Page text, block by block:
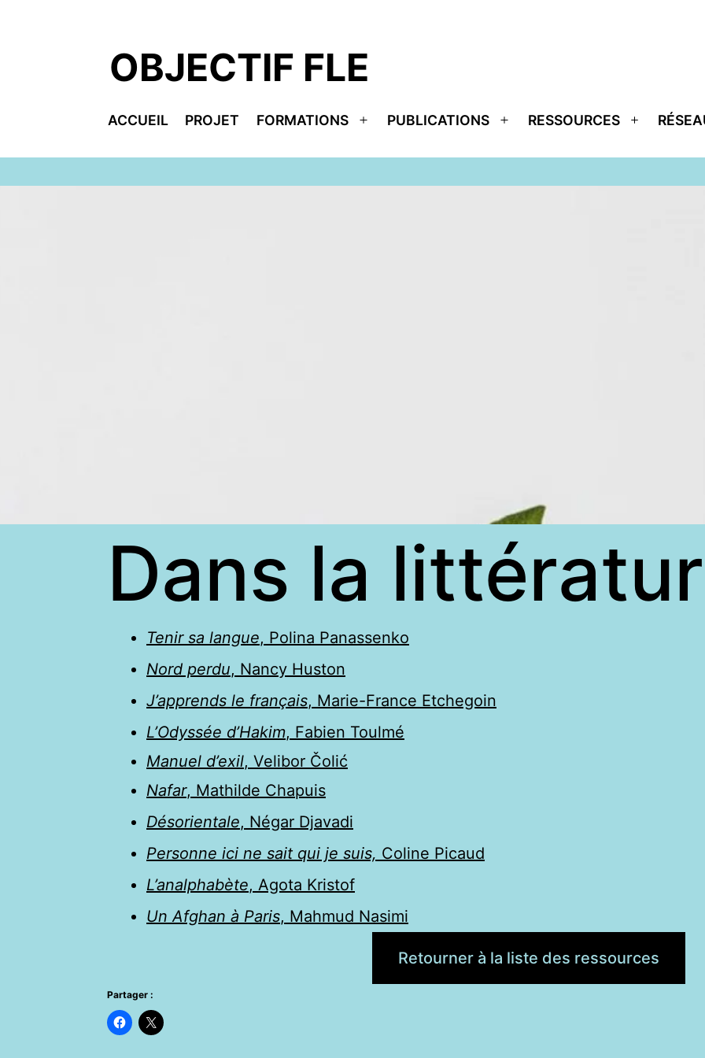
OBJECTIF FLE
ACCUEIL PROJET FORMATIONS
Ouvrir
le
PUBLICATIONS
Ouvrir
le
RESSOURCES
Ouvrir
le
Dans la
Tenir sa langue, Polina Panassenko
Nord perdu, Nancy Huston
J’apprends le français, Marie-France Etchegoin
L’Odyssée d’Hakim, Fabien Toulmé
Manuel d’exil, Velibor Čolić
Nafar, Mathilde Chapuis
Désorientale, Négar Djavadi
Personne ici ne sait qui je suis, Coline Picaud
L’analphabète, Agota Kristof
Un Afghan à Paris, Mahmud Nasimi
Retourner à la liste des ressources
Partager :